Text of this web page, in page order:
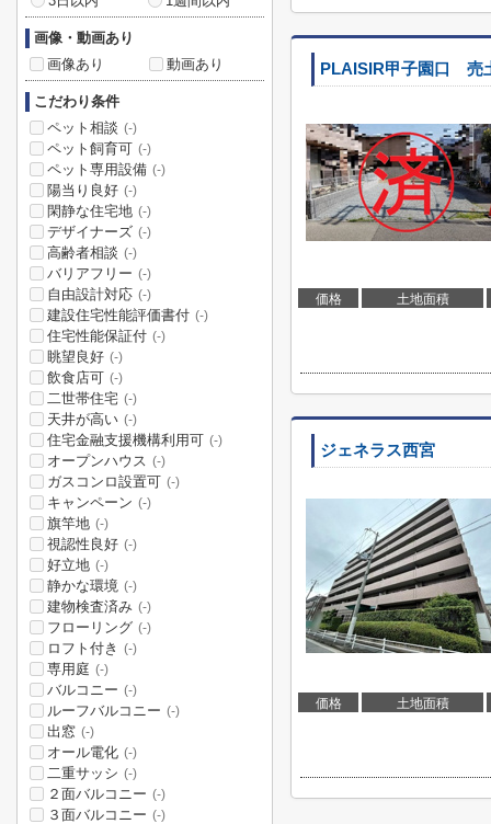
PLAISIR甲子園口 売
価格 土地面積
ジェネラス西宮
価格 土地面積
画像・動画あり
画像あり
動画あり
こだわり条件
ペット相談 (-)
ペット飼育可 (-)
ペット専用設備 (-)
陽当り良好 (-)
閑静な住宅地 (-)
デザイナーズ (-)
高齢者相談 (-)
バリアフリー (-)
自由設計対応 (-)
建設住宅性能評価書付 (-)
住宅性能保証付 (-)
眺望良好 (-)
飲食店可 (-)
二世帯住宅 (-)
天井が高い (-)
住宅金融支援機構利用可 (-)
オープンハウス (-)
ガスコンロ設置可 (-)
キャンペーン (-)
旗竿地 (-)
視認性良好 (-)
好立地 (-)
静かな環境 (-)
建物検査済み (-)
フローリング (-)
ロフト付き (-)
専用庭 (-)
バルコニー (-)
ルーフバルコニー (-)
出窓 (-)
オール電化 (-)
二重サッシ (-)
２面バルコニー (-)
３面バルコニー (-)